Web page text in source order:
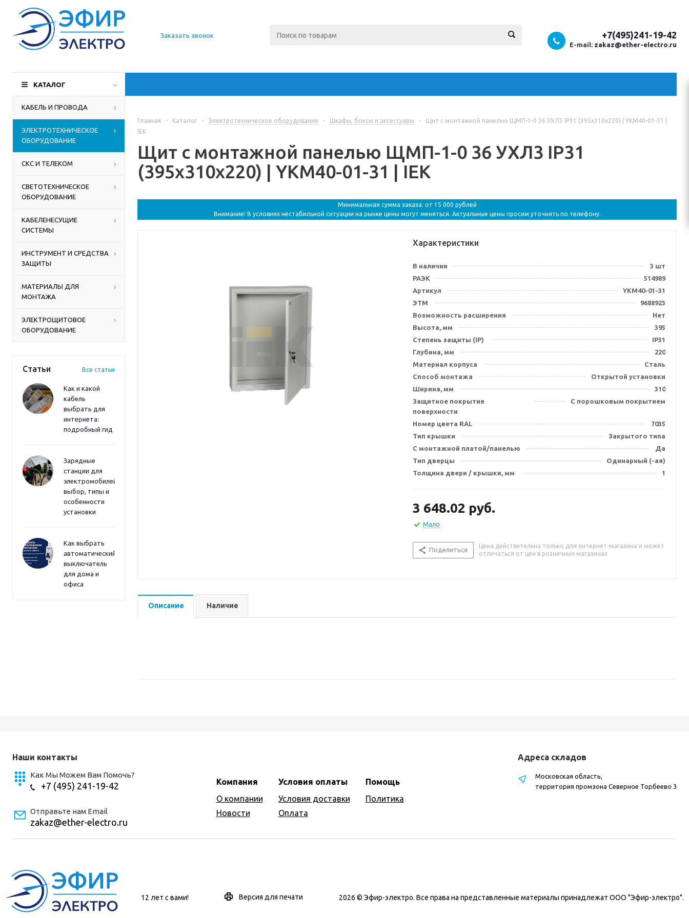
О компании
Доставка
Производители
Контакты
Заказать звонок +7(495)241-19-42
E-mail: zakaz@ether-electro.ru
КАТАЛОГ
КАБЕЛЬ И ПРОВОДА
ЭЛЕКТРОТЕХНИЧЕСКОЕ
ОБОРУДОВАНИЕ
СКС И ТЕЛЕКОМ
СВЕТОТЕХНИЧЕСКОЕ
ОБОРУДОВАНИЕ
КАБЕЛЕНЕСУЩИЕ
СИСТЕМЫ
ИНСТРУМЕНТ И СРЕДСТВА
ЗАЩИТЫ
МАТЕРИАЛЫ ДЛЯ
МОНТАЖА
ЭЛЕКТРОЩИТОВОЕ
ОБОРУДОВАНИЕ
Статьи Все статьи
Как и какой
кабель
выбрать для
интернета:
подробный гид
Зарядные
станции для
электромобилей:
выбор, типы и
особенности
установки
Как выбрать
автоматический
выключатель
для дома и
офиса
Главная - Каталог - Электротехническое оборудование - Шкафы, боксы и аксессуары -
Щит с монтажной панелью ЩМП-1-0 36 УХЛ3 IP31 (395x310x220) | YKM40-01-31 |
IEK
Щит с монтажной панелью ЩМП-1-0 36 УХЛ3 IP31
(395x310x220) | YKM40-01-31 | IEK
Минимальная сумма заказа: от 15 000 рублей
Внимание! В условиях нестабильной ситуации на рынке цены могут меняться. Актуальные цены просим уточнять по телефону.
Характеристики
В наличии
3 шт
РАЭК
514989
Артикул
YKM40-01-31
ЭТМ
9688923
Возможность расширения
Нет
Высота, мм
395
Степень защиты (IP)
IP31
Глубина, мм
220
Материал корпуса
Сталь
Способ монтажа
Открытой установки
Ширина, мм
310
Защитное покрытие
поверхности
С порошковым покрытием
Номер цвета RAL
7035
Тип крышки
Закрытого типа
С монтажной платой/панелью
Да
Тип дверцы
Одинарный (-ая)
Толщина двери / крышки, мм
1
3 648.02 руб.
Мало
Поделиться
Цена действительна только для интернет-магазина и может
отличаться от цен в розничных магазинах
Описание Наличие
Наши контакты
Как Мы Можем Вам Помочь?
+7 (495) 241-19-42
Отправьте нам Email
zakaz@ether-electro.ru
Компания
О компании
Новости
Условия оплаты
Условия доставки
Оплата
Помощь
Политика
Адреса складов
Московская область,
территория промзона Северное Торбеево 3
12 лет с вами! Версия для печати 2026 © Эфир-электро. Все права на представленные материалы принадлежат ООО "Эфир-электро".